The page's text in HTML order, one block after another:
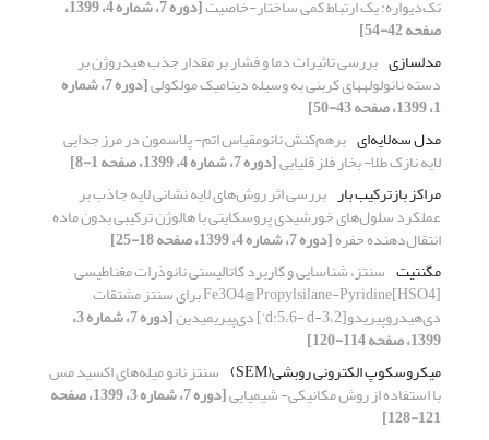
تک‌دیواره: یک ارتباط کمی ساختار-خاصیت [دوره 7، شماره 4، 1399،
صفحه 42-54]
مدلسازی بررسی تاثیرات دما و فشار بر مقدار جذب هیدروژن بر
دسته نانولولههای کربنی به وسیله دینامیک مولکولی [دوره 7، شماره
1، 1399، صفحه 43-50]
مدل سه‌لایه‌ای برهم‌کنش نانومقیاس اتم- پلاسمون در مرز جدایی
لایه نازک طلا- بخار فلز قلیایی[دوره 7، شماره 4، 1399، صفحه 1-8]
مراکز بازترکیب بار بررسی اثر روش‌های لایه نشانی لایه جاذب بر
عملکرد سلول‌های خورشیدی پروسکایتی با هالوژن ترکیبی بدون ماده
انتقال‌دهنده حفره[دوره 7، شماره 4، 1399، صفحه 18-25]
مگنتیت سنتز، شناسایی و کاربرد کاتالیستی نانوذرات مغناطیسی
Fe3O4@Propylsilane-Pyridine[HSO4] برای سنتز مشتقات
دی‌هیدروپیریدو[3،2-d:5،6- d'] دی‌پیریمیدین [دوره 7، شماره 3،
1399، صفحه 114-120]
میکروسکوپ الکترونی روبشی(SEM)
سنتز نانو میله‌های اکسید مس
با استفاده از روش مکانیکی- شیمیایی [دوره 7، شماره 3، 1399، صفحه
121-128]